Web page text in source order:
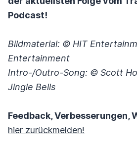
Podcast!
Bildmaterial: © HIT
Entertainment
Intro-/Outro-Song: © Scott
Jingle Bells
Feedback, Verbesserungen,
hier zurückmelden!